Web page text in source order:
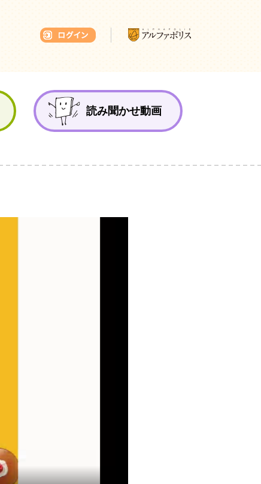
読み聞かせ動画